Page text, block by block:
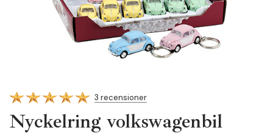
3 recensioner
Nyckelring volkswagenbil